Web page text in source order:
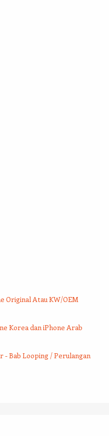
Original Atau KW/OEM
Korea dan iPhone Arab
Bab Looping / Perulangan